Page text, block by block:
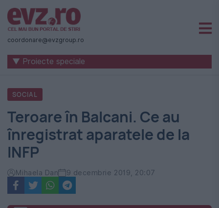
Știri
naționale
internaționale
România
Evenimentul
Zilei
coordonare@evzgroup.ro
▼ Proiecte speciale
SOCIAL
Teroare în Balcani. Ce au
înregistrat aparatele de la
INFP
Mihaela Dan 9 decembrie 2019, 20:07